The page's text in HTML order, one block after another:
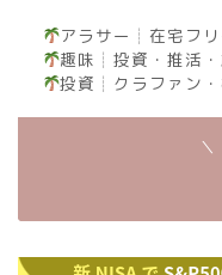
アラサー┊︎在宅フ
趣味┊︎投資・推活
投資┊︎クラファン